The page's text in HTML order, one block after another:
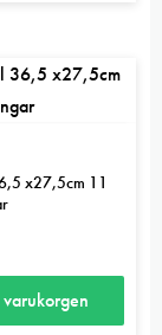
x27,5cm 11